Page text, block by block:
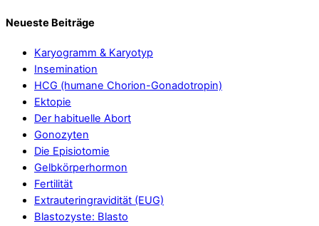
Neueste Beiträge
Karyogramm & Karyotyp
Insemination
HCG (humane Chorion-Gonadotropin)
Ektopie
Der habituelle Abort
Gonozyten
Die Episiotomie
Gelbkörperhormon
Fertilität
Extrauteringravidität (EUG)
Blastozyste: Blasto